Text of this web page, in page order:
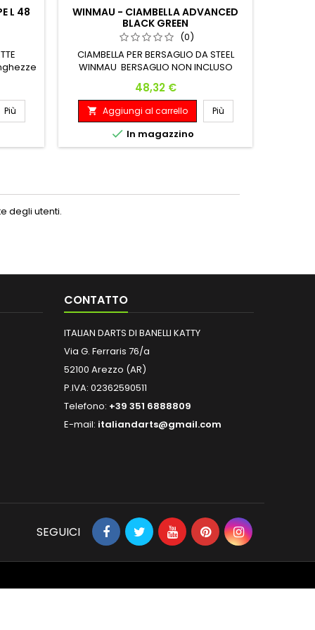
L 48
mm
Più
WINMAU - CIAMBELLA ADVANCED
BLACK GREEN
(0)
CIAMBELLA PER BERSAGLIO DA STEEL
WINMAU BERSAGLIO NON INCLUSO
Prezzo
48,32 €
 Aggiungi al carrello Più
 In magazzino
degli utenti.
CONTATTO
ITALIAN DARTS DI BANELLI KATTY
Via G. Ferraris 76/a
52100 Arezzo (AR)
P.IVA: 02362590511
Telefono: +39 351 6888809
E-mail: italiandarts@gmail.com
SEGUICI